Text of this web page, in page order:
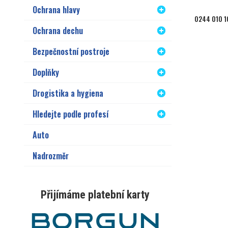
0244 010
Ochrana hlavy
Ochrana dechu
Bezpečnostní postroje
Doplňky
Drogistika a hygiena
Hledejte podle profesí
Auto
Nadrozměr
Přijímáme platební karty